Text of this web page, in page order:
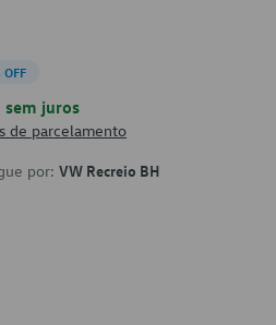
sem juros
de parcelamento
por: VW Recreio BH